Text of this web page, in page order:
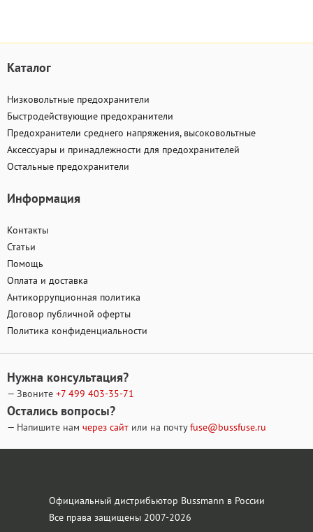
Каталог
Низковольтные предохранители
Быстродействующие предохранители
Предохранители среднего напряжения, высоковольтные
Аксессуары и принадлежности для предохранителей
Остальные предохранители
Информация
Контакты
Статьи
Помощь
Оплата и доставка
Антикоррупционная политика
Договор публичной оферты
Политика конфиденциальности
Нужна консультация?
— Звоните +7 499 403-35-71
Остались вопросы?
— Напишите нам через сайт или на почтуfuse@bussfuse.ru
Официальный дистрибьютор Bussmann в России
Все права защищены 2007-2026